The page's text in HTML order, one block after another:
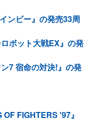
ンビー』の発売33周
ボット大戦EX』の発
7 宿命の対決!』の発
FIGHTERS '97』